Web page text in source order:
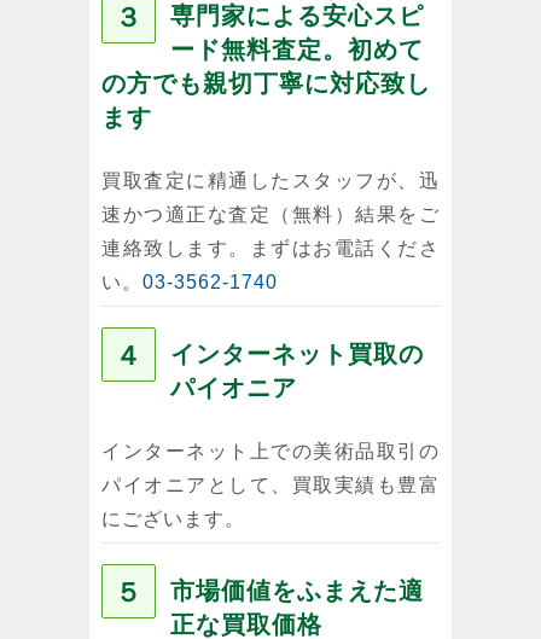
３
専門家による安心スピ
ード無料査定。初めて
の方でも親切丁寧に対応致し
ます
買取査定に精通したスタッフが、迅
速かつ適正な査定（無料）結果をご
連絡致します。まずはお電話くださ
い。 03-3562-1740
４
インターネット買取の
パイオニア
インターネット上での美術品取引の
パイオニアとして、買取実績も豊富
にございます。
５
市場価値をふまえた適
正な買取価格